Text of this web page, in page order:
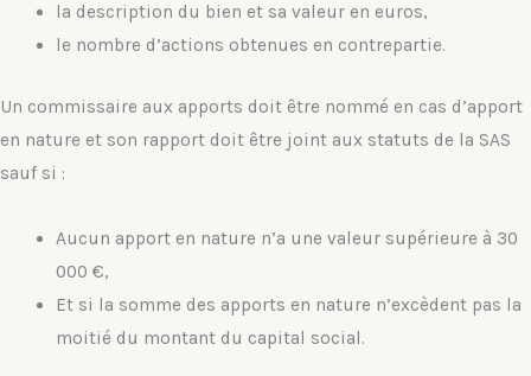
la description du bien et sa valeur en euros,
le nombre d’actions obtenues en contrepartie.
Un commissaire aux apports doit être nommé en cas d’apport
en nature et son rapport doit être joint aux statuts de la SAS
sauf si :
Aucun apport en nature n’a une valeur supérieure à 30
000 €,
Et si la somme des apports en nature n’excèdent pas la
moitié du montant du capital social.